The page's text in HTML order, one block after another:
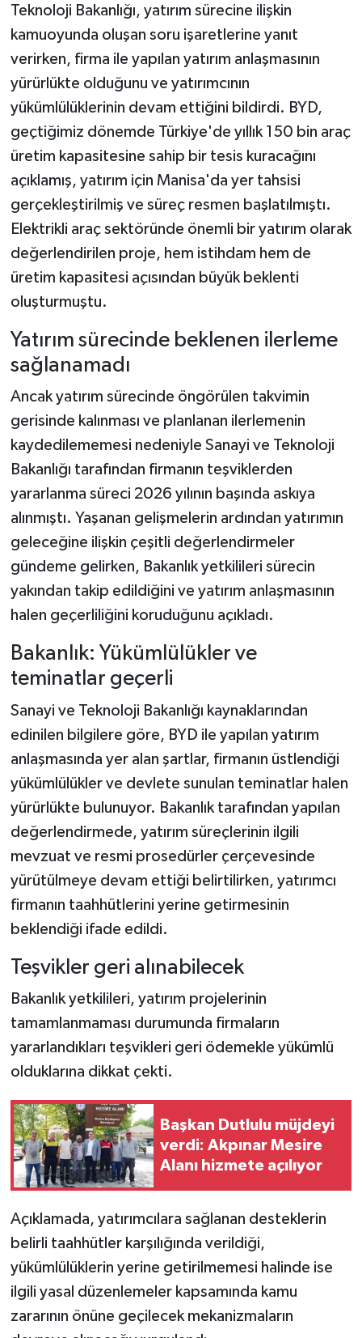
Teknoloji Bakanlığı, yatırım sürecine ilişkin
kamuoyunda oluşan soru işaretlerine yanıt
verirken, firma ile yapılan yatırım anlaşmasının
yürürlükte olduğunu ve yatırımcının
yükümlülüklerinin devam ettiğini bildirdi. BYD,
geçtiğimiz dönemde Türkiye'de yıllık 150 bin araç
üretim kapasitesine sahip bir tesis kuracağını
açıklamış, yatırım için Manisa'da yer tahsisi
gerçekleştirilmiş ve süreç resmen başlatılmıştı.
Elektrikli araç sektöründe önemli bir yatırım olarak
değerlendirilen proje, hem istihdam hem de
üretim kapasitesi açısından büyük beklenti
oluşturmuştu.
Yatırım sürecinde beklenen ilerleme
sağlanamadı
Ancak yatırım sürecinde öngörülen takvimin
gerisinde kalınması ve planlanan ilerlemenin
kaydedilememesi nedeniyle Sanayi ve Teknoloji
Bakanlığı tarafından firmanın teşviklerden
yararlanma süreci 2026 yılının başında askıya
alınmıştı. Yaşanan gelişmelerin ardından yatırımın
geleceğine ilişkin çeşitli değerlendirmeler
gündeme gelirken, Bakanlık yetkilileri sürecin
yakından takip edildiğini ve yatırım anlaşmasının
halen geçerliliğini koruduğunu açıkladı.
Bakanlık: Yükümlülükler ve
teminatlar geçerli
Sanayi ve Teknoloji Bakanlığı kaynaklarından
edinilen bilgilere göre, BYD ile yapılan yatırım
anlaşmasında yer alan şartlar, firmanın üstlendiği
yükümlülükler ve devlete sunulan teminatlar halen
yürürlükte bulunuyor. Bakanlık tarafından yapılan
değerlendirmede, yatırım süreçlerinin ilgili
mevzuat ve resmi prosedürler çerçevesinde
yürütülmeye devam ettiği belirtilirken, yatırımcı
firmanın taahhütlerini yerine getirmesinin
beklendiği ifade edildi.
Teşvikler geri alınabilecek
Bakanlık yetkilileri, yatırım projelerinin
tamamlanmaması durumunda firmaların
yararlandıkları teşvikleri geri ödemekle yükümlü
olduklarına dikkat çekti.
Başkan Dutlulu müjdeyi
verdi: Akpınar Mesire
Alanı hizmete açılıyor
Açıklamada, yatırımcılara sağlanan desteklerin
belirli taahhütler karşılığında verildiği,
yükümlülüklerin yerine getirilmemesi halinde ise
ilgili yasal düzenlemeler kapsamında kamu
zararının önüne geçilecek mekanizmaların